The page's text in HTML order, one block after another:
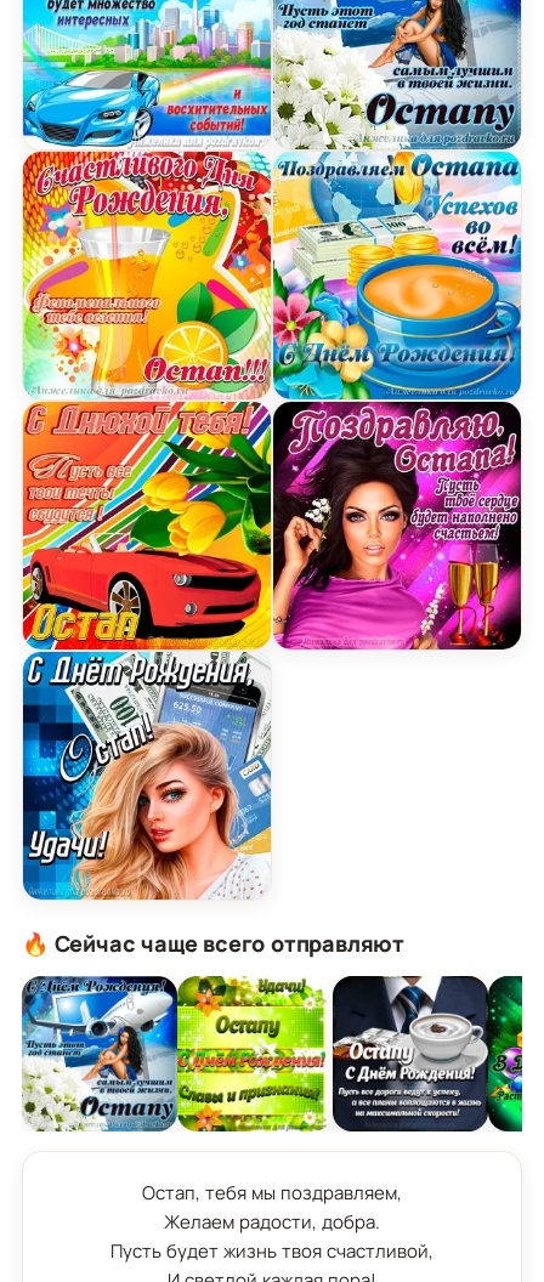
Картинка с Днём Рождения Остап с голубой
Открытка счастливого Дня Рождения Остап и
Картинка с днюхой Остапу с пожеланием и
Картинка с Днём Рождения Остап с
Открытка Остапу на
Открытка поздравляем
Открытка поздравляю
🔥 Сейчас чаще всего отправляют
Остап, тебя мы поздравляем,
Желаем радости, добра.
Пусть будет жизнь твоя счастливой,